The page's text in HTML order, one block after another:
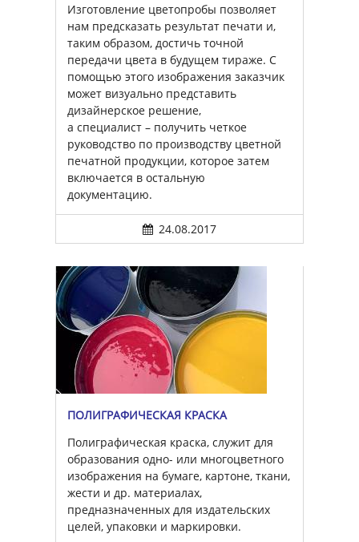
Изготовление цветопробы позволяет
нам предсказать результат печати и,
таким образом, достичь точной
передачи цвета в будущем тираже. С
помощью этого изображения заказчик
может визуально представить
дизайнерское решение,
а специалист – получить четкое
руководство по производству цветной
печатной продукции, которое затем
включается в остальную
документацию.
24.08.2017
ПОЛИГРАФИЧЕСКАЯ КРАСКА
Полиграфическая краска, служит для
образования одно- или многоцветного
изображения на бумаге, картоне, ткани,
жести и др. материалах,
предназначенных для издательских
целей, упаковки и маркировки.